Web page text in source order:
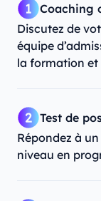
Coaching
Discutez de
équipe
la formation et
Test de
Répondez à
niveau en